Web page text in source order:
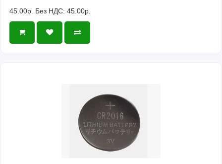
45.00р. Без НДС: 45.00р.